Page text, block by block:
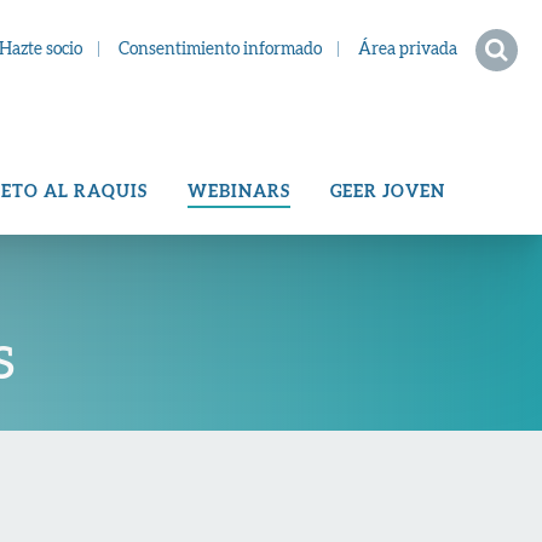
AL RAQUIS WEBINARS GEER JOVEN
Hazte socio Consentimiento informado Área privada